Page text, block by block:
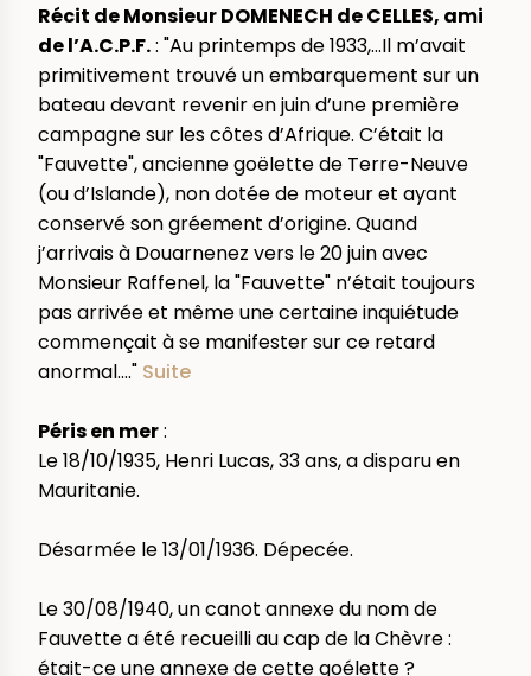
Récit de Monsieur DOMENECH de CELLES, ami
de l’A.C.P.F.: "Au printemps de 1933,...Il m’avait
primitivement trouvé un embarquement sur un
bateau devant revenir en juin d’une première
campagne sur les côtes d’Afrique. C’était la
"Fauvette", ancienne goëlette de Terre-Neuve
(ou d’Islande), non dotée de moteur et ayant
conservé son gréement d’origine. Quand
j’arrivais à Douarnenez vers le 20 juin avec
Monsieur Raffenel, la "Fauvette" n’était toujours
pas arrivée et même une certaine inquiétude
commençait à se manifester sur ce retard
anormal...." Suite
Péris en mer:
Le 18/10/1935, Henri Lucas, 33 ans, a disparu en
Mauritanie.
Désarmée le 13/01/1936. Dépecée.
Le 30/08/1940, un canot annexe du nom de
Fauvette a été recueilli au cap de la Chèvre :
était-ce une annexe de cette goélette ?